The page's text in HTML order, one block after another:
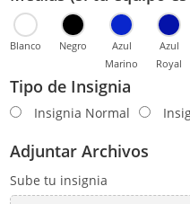
Blanco Negro
Azul
Marino
Azul
Royal
Tipo de Insignia
Insignia Normal
Adjuntar Archivos
Sube tu insignia